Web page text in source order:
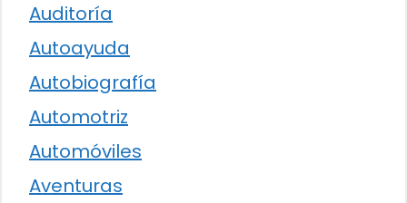
Auditoría
Autoayuda
Autobiografía
Automotriz
Automóviles
Aventuras